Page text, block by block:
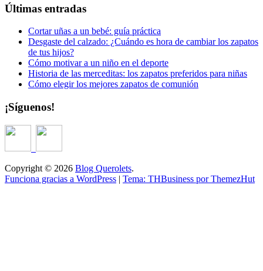
Últimas entradas
Cortar uñas a un bebé: guía práctica
Desgaste del calzado: ¿Cuándo es hora de cambiar los zapatos
de tus hijos?
Cómo motivar a un niño en el deporte
Historia de las merceditas: los zapatos preferidos para niñas
Cómo elegir los mejores zapatos de comunión
¡Síguenos!
Copyright © 2026 Blog Querolets.
Funciona gracias a WordPress | Tema: THBusiness por ThemezHut